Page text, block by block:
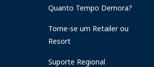
Quanto Tempo Demora?
Torne-se um Retailer ou
Resort
Suporte Regional